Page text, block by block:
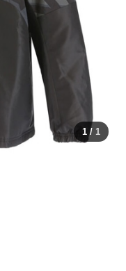
1 / 1